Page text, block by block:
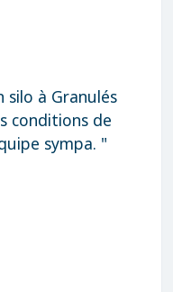
à Granulés
conditions de
sympa. "